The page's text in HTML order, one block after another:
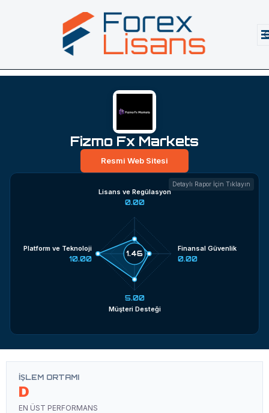
Fizmo Fx Markets
Resmi Web Sitesi
Detaylı Rapor İçin Tıklayın
1.46
Lisans ve Regülasyon
0.00
Finansal Güvenlik
0.00
5.00
Müşteri Desteği
Platform ve Teknoloji
10.00
İŞLEM ORTAMI
D
EN ÜST PERFORMANS